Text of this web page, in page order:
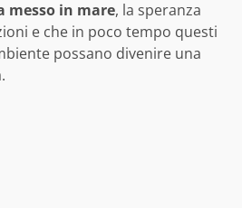
messo in mare, la speranza
e che in poco tempo questi
possano divenire una